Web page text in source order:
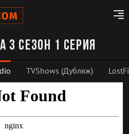
3 сезон 1 серия
TVShows (Дубляж)